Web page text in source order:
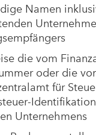
Namen
die vom
oder die
für
Unternehmens